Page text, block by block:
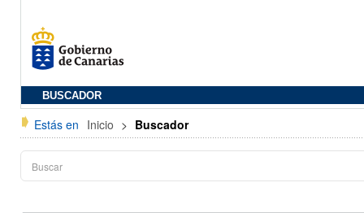
BUSCADOR
Estás en Inicio > Buscador